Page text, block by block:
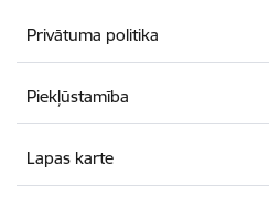
Privātuma politika
Piekļūstamība
Lapas karte